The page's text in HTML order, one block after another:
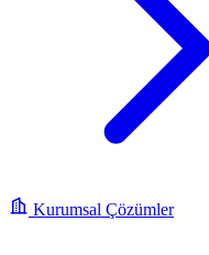
Kurumsal Çözümler